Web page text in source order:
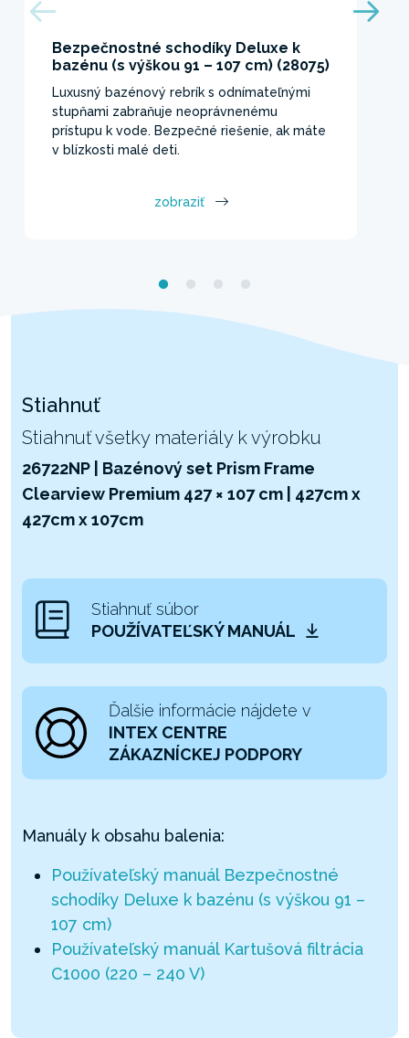
Bezpečnostné schodíky Deluxe k
bazénu (s výškou 91 – 107 cm) (28075)
Luxusný bazénový rebrík s odnímateľnými
stupňami zabraňuje neoprávnenému
prístupu k vode. Bezpečné riešenie, ak máte
v blízkosti malé deti.
zobraziť
Stiahnuť
Stiahnuť všetky materiály k výrobku
26722NP | Bazénový set Prism Frame
Clearview Premium 427 × 107 cm | 427cm x
427cm x 107cm
Stiahnuť súbor
POUŽÍVATEĽSKÝ MANUÁL
Ďalšie informácie nájdete v
INTEX CENTRE
ZÁKAZNÍCKEJ PODPORY
Manuály k obsahu balenia:
Používateľský manuál Bezpečnostné
schodíky Deluxe k bazénu (s výškou 91 –
107 cm)
Používateľský manuál Kartušová filtrácia
C1000 (220 – 240 V)